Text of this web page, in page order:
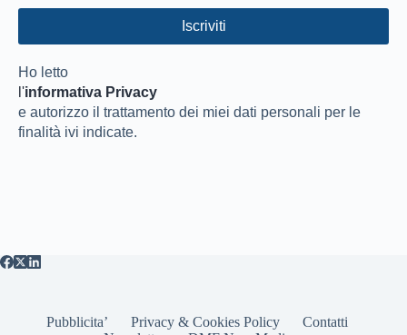
Ho letto
l'informativa Privacy
e autorizzo il trattamento dei miei dati personali per le
finalità ivi indicate.
Pubblicita’ Privacy & Cookies Policy
Contatti